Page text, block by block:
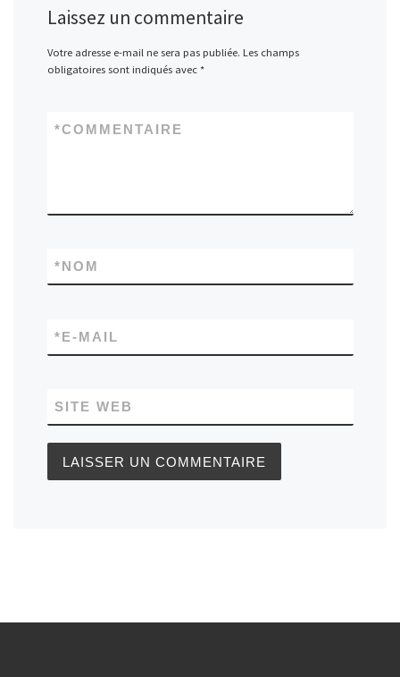
Laissez un commentaire
Votre adresse e-mail ne sera pas publiée. Les champs
obligatoires sont indiqués avec *
COMMENTAIRE
*
NOM
*
E-MAIL
*
SITE WEB